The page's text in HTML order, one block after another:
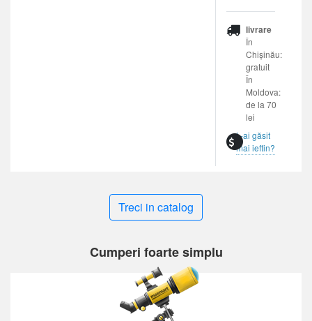
livrare
În
Chișinău:
gratuit
În
Moldova:
de la 70
lei
L-ai găsit
mai ieftin?
Treci in catalog
Cumperi foarte simplu